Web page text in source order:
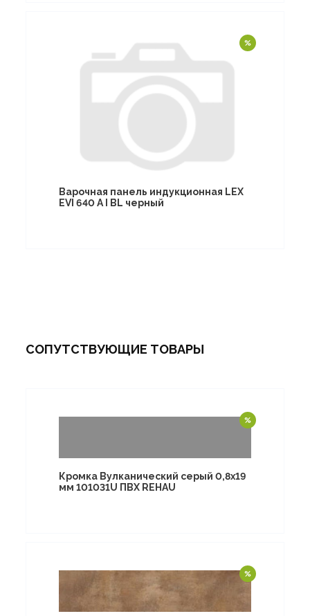
Варочная панель индукционная LEX
EVI 640 A I BL черный
СОПУТСТВУЮЩИЕ ТОВАРЫ
Кромка Вулканический серый 0,8х19
мм 101031U ПВХ REHAU